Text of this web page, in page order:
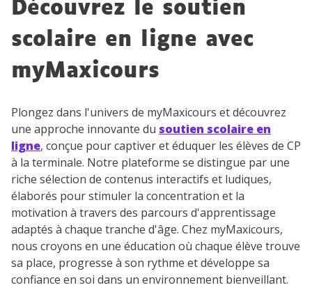
Découvrez le soutien
scolaire en ligne avec
myMaxicours
Plongez dans l'univers de myMaxicours et découvrez
une approche innovante du soutien scolaire en
ligne, conçue pour captiver et éduquer les élèves de CP
à la terminale. Notre plateforme se distingue par une
riche sélection de contenus interactifs et ludiques,
élaborés pour stimuler la concentration et la
motivation à travers des parcours d'apprentissage
adaptés à chaque tranche d'âge. Chez myMaxicours,
nous croyons en une éducation où chaque élève trouve
sa place, progresse à son rythme et développe sa
confiance en soi dans un environnement bienveillant.